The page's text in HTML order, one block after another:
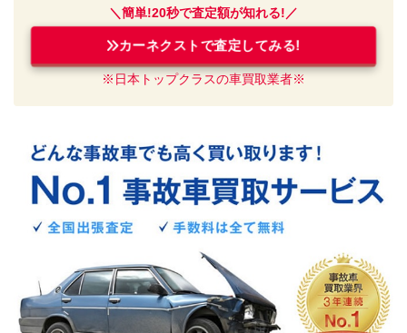
＼簡単!20秒で査定額が知れる!／
カーネクストで査定してみる!
※日本トップクラスの車買取業者※